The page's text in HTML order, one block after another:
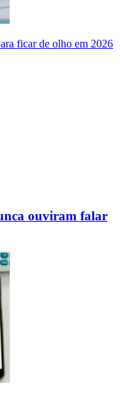
ficar de olho em 2026
ouviram falar